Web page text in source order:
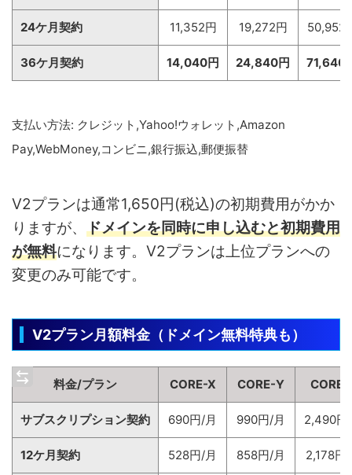
24ケ月契約 11,352円 19,272円 50,952
36ケ月契約 14,040円 24,840円 71,640
支払い方法: クレジット,Yahoo!ウォレット,Amazon
Pay,WebMoney,コンビニ,銀行振込,郵便振替
V2プランは通常1,650円(税込)の初期費用がかか
りますが、 ドメインを同時に申し込むと初期費用
が無料になります。V2プランは上位プランへの
変更のみ可能です。
V2プラン月額料金（ドメイン無料特典も）
料金/プラン CORE-X CORE-Y CORE-
サブスクリプション契約 690円/月 990円/月 2,490円
12ケ月契約 528円/月 858円/月 2,178円